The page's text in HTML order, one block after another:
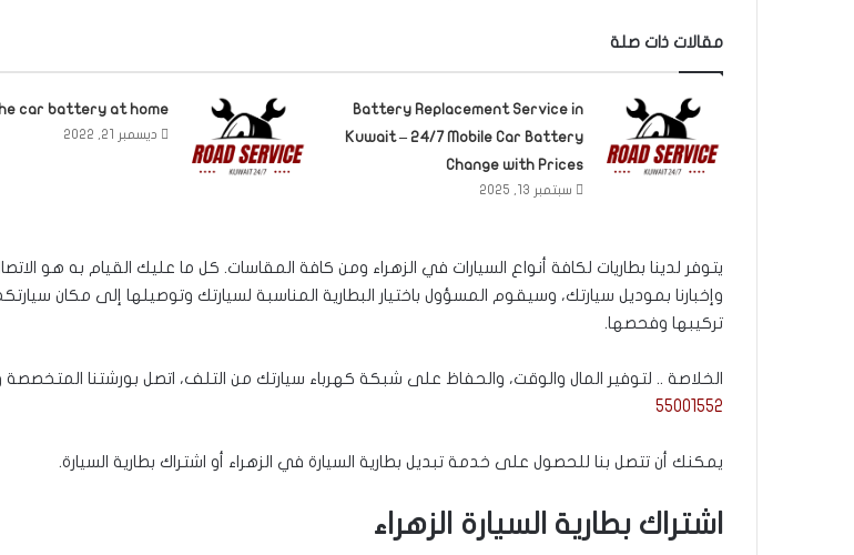
مقالات ذات صلة
Battery Replacement Service in
Kuwait – 24/7 Mobile Car Battery
Change with Prices
سبتمبر 13, 2025
car battery at home
ديسمبر 21, 2022
يتوفر لدينا بطاريات لكافة أنواع السيارات في الزهراء ومن كافة المقاسات. كل ما عليك القيام به هو
وإخبارنا بموديل سيارتك، وسيقوم المسؤول باختيار البطارية المناسبة لسيارتك وتوصيلها إلى مكان
تركيبها وفحصها.
الخلاصة .. لتوفير المال والوقت، والحفاظ على شبكة كهرباء سيارتك من التلف، اتصل بورشتنا المتخصصة
55001552
يمكنك أن تتصل بنا للحصول على خدمة تبديل بطارية السيارة في الزهراء أو اشتراك بطارية السيارة.
اشتراك بطارية السيارة الزهراء